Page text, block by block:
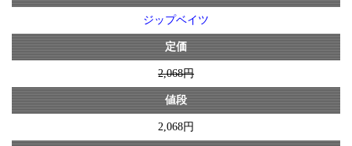
ジップベイツ
定価
2,068円
値段
2,068円